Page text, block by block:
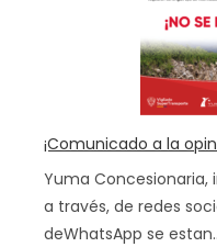
¡Comunicado a la
Yuma
a través, de redes
deWhatsApp se